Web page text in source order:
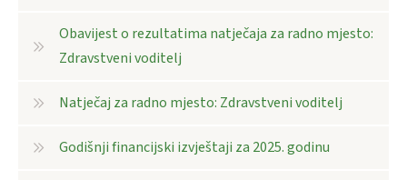
Obavijest o rezultatima natječaja za radno mjesto:
Zdravstveni voditelj
Natječaj za radno mjesto: Zdravstveni voditelj
Godišnji financijski izvještaji za 2025. godinu